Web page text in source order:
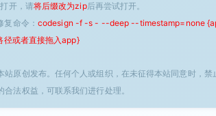
开，请将后缀改为zip后再尝试打开。
命令： codesign -f -s - --deep --timestamp=none
或者直接拖入app}
原创发布。任何个人或组织，在未征得本站同意时，
法权益，可联系我们进行处理。